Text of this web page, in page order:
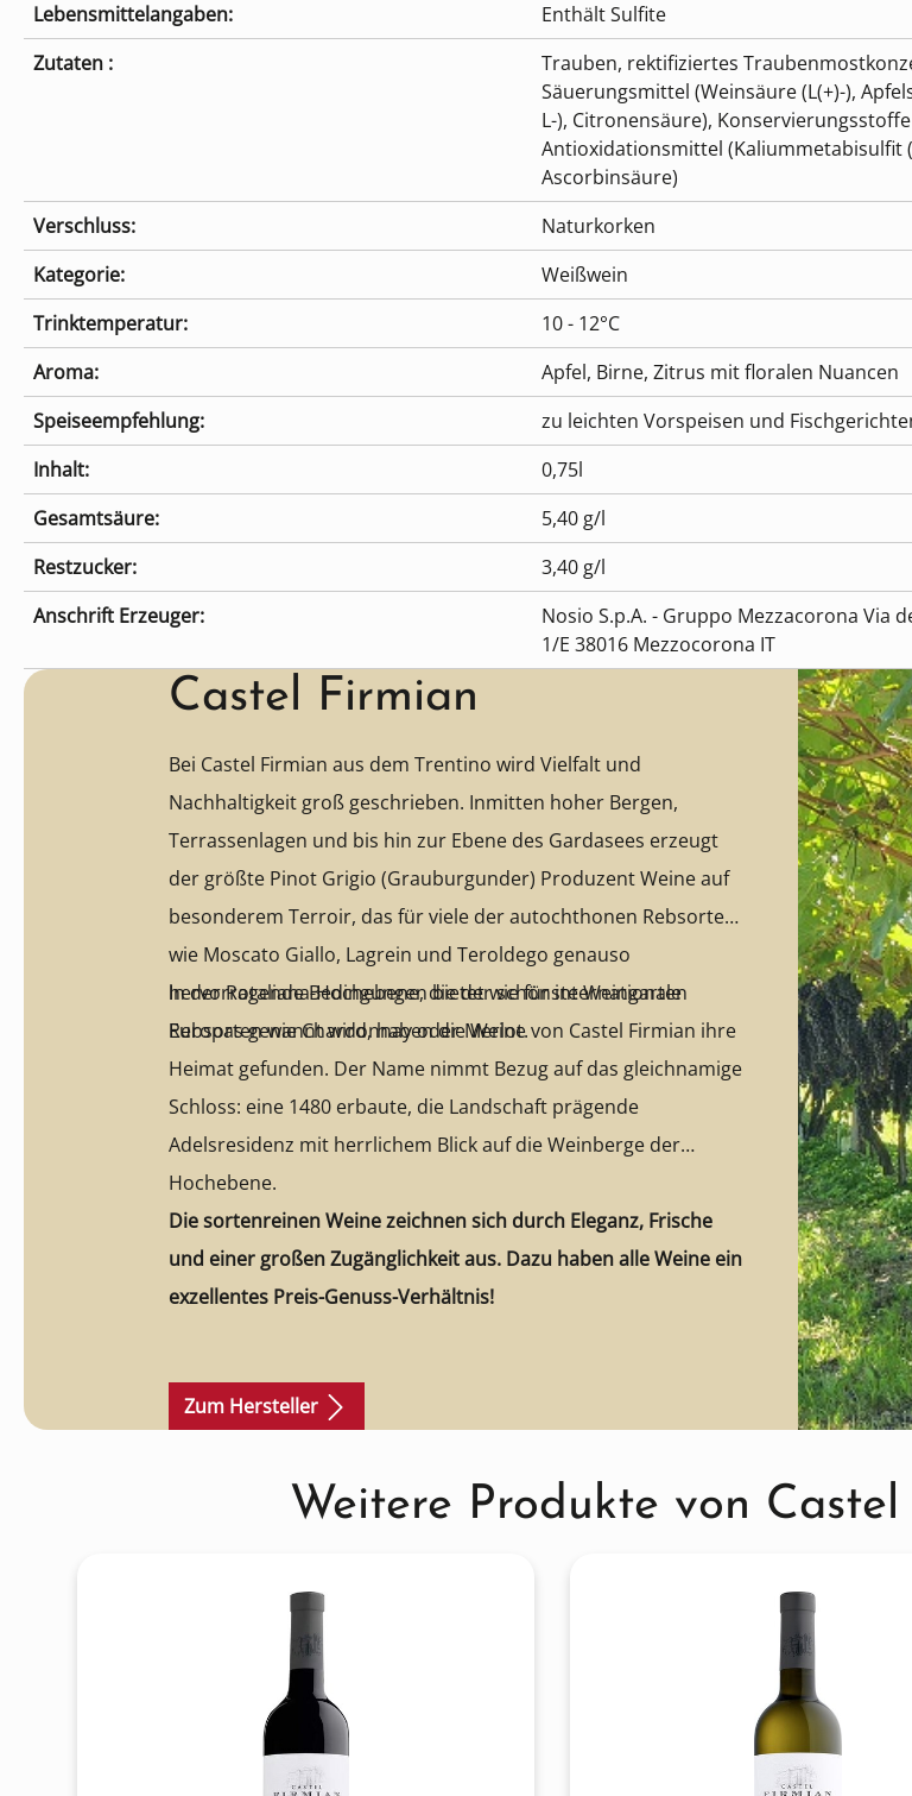
Kategorie: Weißwein
Lebensmittelangaben: Enthält Sulfite
Trinktemperatur: 10 - 12°C
Aroma: Apfel, Birne, Zitrus mit floralen Nuancen
Verschluss: Naturkorken
Speiseempfehlung:
zu leichten Vorspeisen und
Inhalt:
0,75l
Gesamtsäure:
5,40 g/l
Restzucker:
3,40 g/l
Zutaten :
Trauben, rektifiziertes
Säuerungsmittel (Weinsäure (L(+)-),
L-), Citronensäure),
Antioxidationsmittel (Kaliummetabisulfit
Ascorbinsäure)
Anschrift Erzeuger:
Nosio S.p.A. - Gruppo Mezzacorona Via
1/E 38016 Mezzocorona IT
Castel Firmian
Bei Castel Firmian aus dem Trentino wird Vielfalt und
Nachhaltigkeit groß geschrieben. Inmitten hoher Bergen,
Terrassenlagen und bis hin zur Ebene des Gardasees erzeugt
der größte Pinot Grigio (Grauburgunder) Produzent Weine auf
besonderem Terroir, das für viele der autochthonen Rebsorten
wie Moscato Giallo, Lagrein und Teroldego genauso
hervorragende Bedingungen bietet wie für internationale
Rebsorten wie Chardonnay oder Merlot.
In der Rotaliana-Hochebene, die der schönste Weingarten
Europas genannt wird, haben die Weine von Castel Firmian ihre
Heimat gefunden. Der Name nimmt Bezug auf das gleichnamige
Schloss: eine 1480 erbaute, die Landschaft prägende
Adelsresidenz mit herrlichem Blick auf die Weinberge der
Hochebene.
Die sortenreinen Weine zeichnen sich durch Eleganz, Frische
und einer großen Zugänglichkeit aus. Dazu haben alle Weine ein
exzellentes Preis-Genuss-Verhältnis!
Zum Hersteller
Produktgalerie überspringenWeitere Produkte von